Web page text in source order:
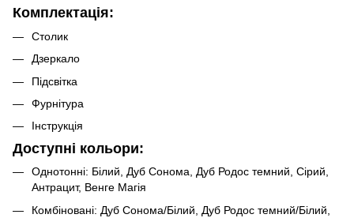
Комплектація:
Столик
Дзеркало
Підсвітка
Фурнітура
Інструкція
Доступні кольори:
Однотонні: Білий, Дуб Сонома, Дуб Родос темний, Сірий,
Антрацит, Венге Магія
Комбіновані: Дуб Сонома/Білий, Дуб Родос темний/Білий,